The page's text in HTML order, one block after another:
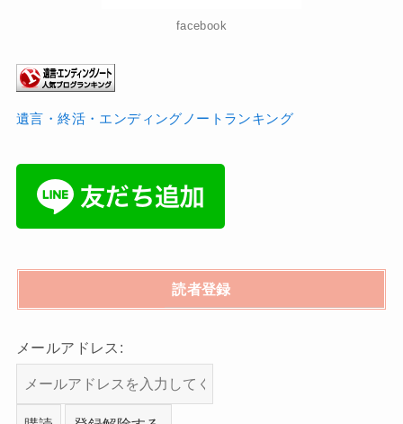
facebook
遺言・終活・エンディングノートランキング
読者登録
メールアドレス: